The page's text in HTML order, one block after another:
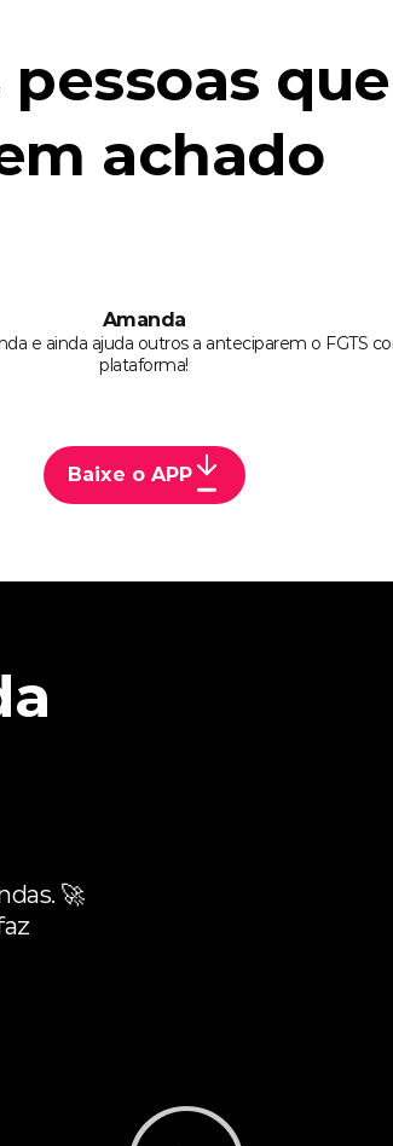
achado
Amanda
e ainda ajuda outros a anteciparem o FGTS
plataforma!
Baixe o APP
🚀